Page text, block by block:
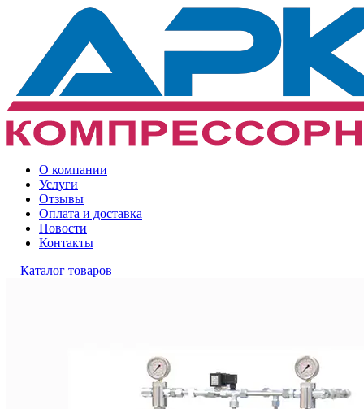
О компании
Услуги
Отзывы
Оплата и доставка
Новости
Контакты
Каталог товаров